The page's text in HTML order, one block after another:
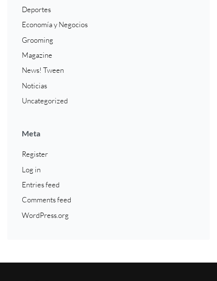
Deportes
Economía y Negocios
Grooming
Magazine
News! Tween
Noticias
Uncategorized
Meta
Register
Log in
Entries feed
Comments feed
WordPress.org